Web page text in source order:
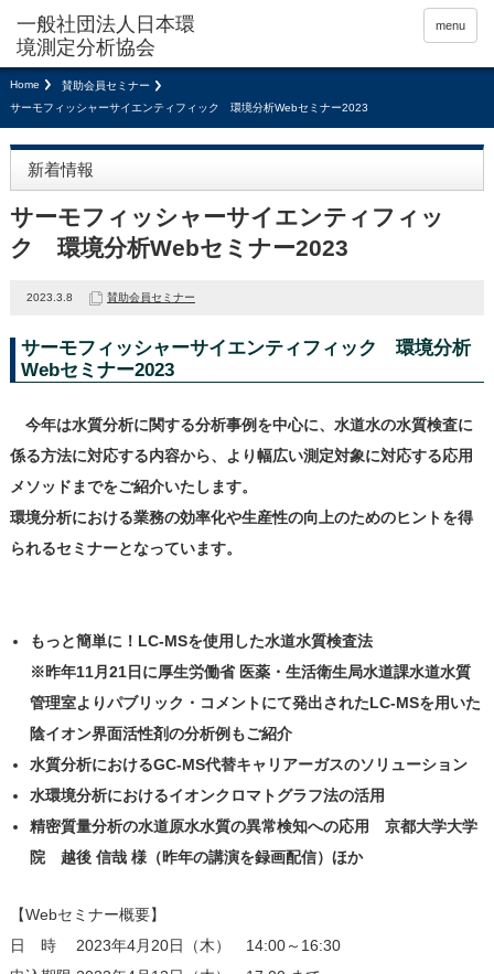
menu
Home
賛助会員セミナー
サーモフィッシャーサイエンティフィック 環境分析Webセミナー2023
新着情報
サーモフィッシャーサイエンティフィッ
ク 環境分析Webセミナー2023
2023.3.8 賛助会員セミナー
サーモフィッシャーサイエンティフィック 環境分析
Webセミナー2023
今年は水質分析に関する分析事例を中心に、水道水の水質検査に
係る方法に対応する内容から、より幅広い測定対象に対応する応用
メソッドまでをご紹介いたします。
環境分析における業務の効率化や生産性の向上のためのヒントを得
られるセミナーとなっています。
もっと簡単に！LC-MSを使用した水道水質検査法
※昨年11月21日に厚生労働省 医薬・生活衛生局水道課水道水質
管理室よりパブリック・コメントにて発出されたLC-MSを用いた
陰イオン界面活性剤の分析例もご紹介
水質分析におけるGC-MS代替キャリアーガスのソリューション
水環境分析におけるイオンクロマトグラフ法の活用
精密質量分析の水道原水水質の異常検知への応用 京都大学大学
院 越後 信哉 様（昨年の講演を録画配信）ほか
【Webセミナー概要】
日 時 2023年4月20日（木） 14:00～16:30